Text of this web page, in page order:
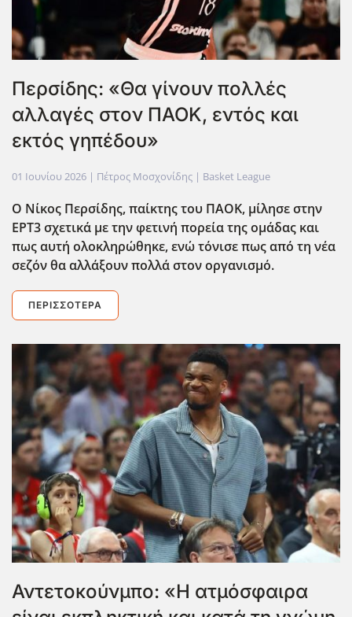
Περσίδης: «Θα γίνουν πολλές
αλλαγές στον ΠΑΟΚ, εντός και
εκτός γηπέδου»
01 Ιουνίου 2026 | Πέτρος Μοσχονίδης | Basket League
Ο Νίκος Περσίδης, παίκτης του ΠΑΟΚ, μίλησε στην
ΕΡΤ3 σχετικά με την φετινή πορεία της ομάδας και
πως αυτή ολοκληρώθηκε, ενώ τόνισε πως από τη νέα
σεζόν θα αλλάξουν πολλά στον οργανισμό.
ΠΕΡΙΣΣΌΤΕΡΑ
Αντετοκούνμπο: «Η ατμόσφαιρα